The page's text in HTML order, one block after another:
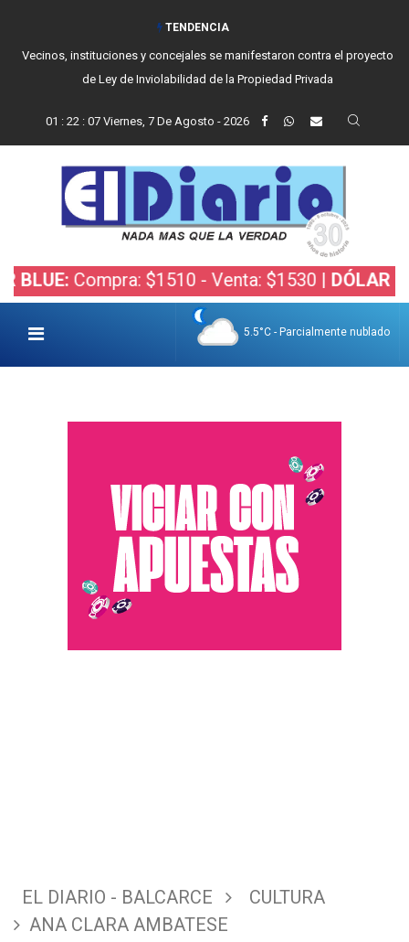
TENDENCIA
Vecinos, instituciones y concejales se manifestaron contra el proyecto
de Ley de Inviolabilidad de la Propiedad Privada
01 : 22: 09 Viernes, 7 De Agosto - 2026
$1510 - Venta: $1530 |DÓLAR BOLSA:
5.5°C - Parcialmente nublado
EL DIARIO - BALCARCE
CULTURA
ANA CLARA AMBATESE